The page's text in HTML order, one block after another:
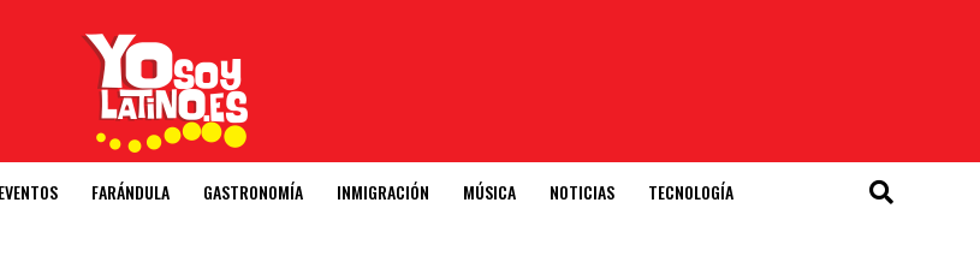
EVENTOS FARÁNDULA GASTRONOMÍA INMIGRACIÓN MÚSICA NOTICIAS TECNOLOGÍA